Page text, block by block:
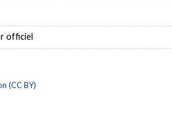
officiel
(CC BY)